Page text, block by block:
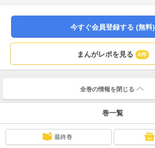
今すぐ会員登録する (無料)
まんがレポを見る 4件
全巻の情報を 閉じる
巻一覧
最終巻